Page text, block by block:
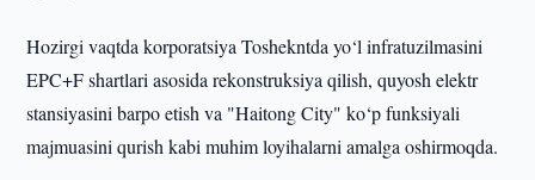
Hozirgi vaqtda korporatsiya Toshekntda yo‘l infratuzilmasini
EPC+F shartlari asosida rekonstruksiya qilish, quyosh elektr
stansiyasini barpo etish va "Haitong City" ko‘p funksiyali
majmuasini qurish kabi muhim loyihalarni amalga oshirmoqda.